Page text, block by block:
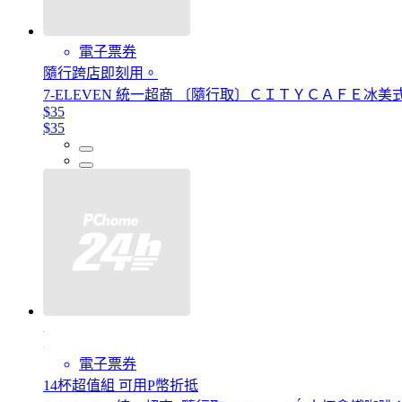
電子票券
隨行跨店即刻用。
7-ELEVEN 統一超商 〔隨行取〕ＣＩＴＹＣＡＦＥ冰美
$35
$35
電子票券
14杯超值組 可用P幣折抵